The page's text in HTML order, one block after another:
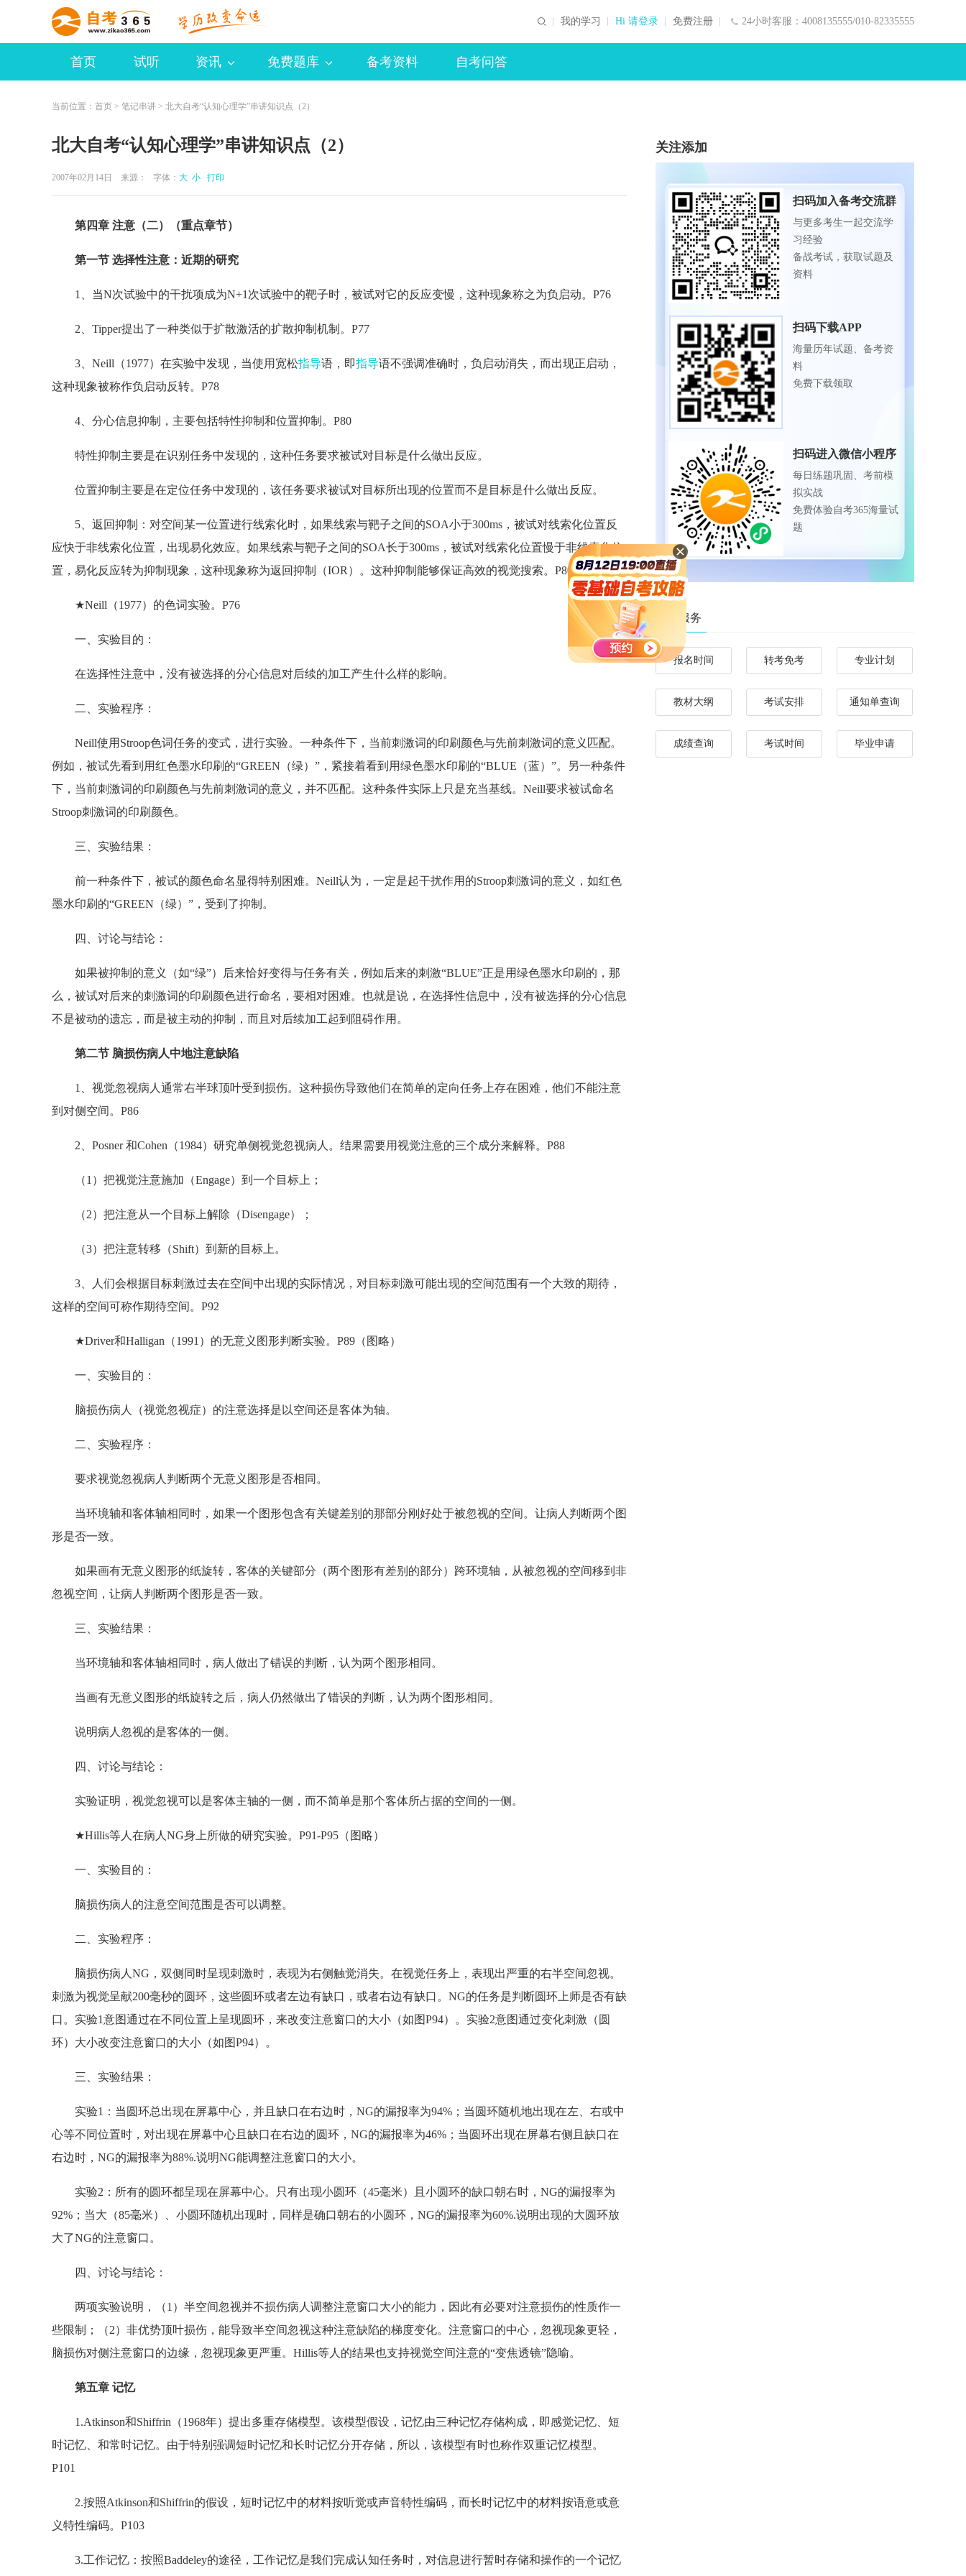
24小时客服：4008135555/010-82335555
我的学习 Hi 请登录 免费注册
首页 试听 资讯 免费题库 备考资料 自考问答
当前位置： 首页 > 笔记串讲 > 北大自考“认知心理学”串讲知识点（2）
北大自考“认知心理学”串讲知识点（2）
2007年02月14日 来源： 字体： 大 小 打印
第四章 注意（二）（重点章节）
第一节 选择性注意：近期的研究
1、当N次试验中的干扰项成为N+1次试验中的靶子时，被试对它的反应变慢，这种现象称之为负启动。P76
2、Tipper提出了一种类似于扩散激活的扩散抑制机制。P77
3、Neill（1977）在实验中发现，当使用宽松指导语，即指导语不强调准确时，负启动消失，而出现正启动，
这种现象被称作负启动反转。P78
4、分心信息抑制，主要包括特性抑制和位置抑制。P80
特性抑制主要是在识别任务中发现的，这种任务要求被试对目标是什么做出反应。
位置抑制主要是在定位任务中发现的，该任务要求被试对目标所出现的位置而不是目标是什么做出反应。
5、返回抑制：对空间某一位置进行线索化时，如果线索与靶子之间的SOA小于300ms，被试对线索化位置反
应快于非线索化位置，出现易化效应。如果线索与靶子之间的SOA长于300ms，被试对线索化位置慢于非线索化位
置，易化反应转为抑制现象，这种现象称为返回抑制（IOR）。这种抑制能够保证高效的视觉搜索。P80
★Neill（1977）的色词实验。P76
一、实验目的：
在选择性注意中，没有被选择的分心信息对后续的加工产生什么样的影响。
二、实验程序：
Neill使用Stroop色词任务的变式，进行实验。一种条件下，当前刺激词的印刷颜色与先前刺激词的意义匹配。
例如，被试先看到用红色墨水印刷的“GREEN（绿）”，紧接着看到用绿色墨水印刷的“BLUE（蓝）”。另一种条件
下，当前刺激词的印刷颜色与先前刺激词的意义，并不匹配。这种条件实际上只是充当基线。Neill要求被试命名
Stroop刺激词的印刷颜色。
三、实验结果：
前一种条件下，被试的颜色命名显得特别困难。Neill认为，一定是起干扰作用的Stroop刺激词的意义，如红色
墨水印刷的“GREEN（绿）”，受到了抑制。
四、讨论与结论：
如果被抑制的意义（如“绿”）后来恰好变得与任务有关，例如后来的刺激“BLUE”正是用绿色墨水印刷的，那
么，被试对后来的刺激词的印刷颜色进行命名，要相对困难。也就是说，在选择性信息中，没有被选择的分心信息
不是被动的遗忘，而是被主动的抑制，而且对后续加工起到阻碍作用。
第二节 脑损伤病人中地注意缺陷
1、视觉忽视病人通常右半球顶叶受到损伤。这种损伤导致他们在简单的定向任务上存在困难，他们不能注意
到对侧空间。P86
2、Posner 和Cohen（1984）研究单侧视觉忽视病人。结果需要用视觉注意的三个成分来解释。P88
（1）把视觉注意施加（Engage）到一个目标上；
（2）把注意从一个目标上解除（Disengage）；
（3）把注意转移（Shift）到新的目标上。
3、人们会根据目标刺激过去在空间中出现的实际情况，对目标刺激可能出现的空间范围有一个大致的期待，
这样的空间可称作期待空间。P92
★Driver和Halligan（1991）的无意义图形判断实验。P89（图略）
一、实验目的：
脑损伤病人（视觉忽视症）的注意选择是以空间还是客体为轴。
二、实验程序：
要求视觉忽视病人判断两个无意义图形是否相同。
当环境轴和客体轴相同时，如果一个图形包含有关键差别的那部分刚好处于被忽视的空间。让病人判断两个图
形是否一致。
如果画有无意义图形的纸旋转，客体的关键部分（两个图形有差别的部分）跨环境轴，从被忽视的空间移到非
忽视空间，让病人判断两个图形是否一致。
三、实验结果：
当环境轴和客体轴相同时，病人做出了错误的判断，认为两个图形相同。
当画有无意义图形的纸旋转之后，病人仍然做出了错误的判断，认为两个图形相同。
说明病人忽视的是客体的一侧。
四、讨论与结论：
实验证明，视觉忽视可以是客体主轴的一侧，而不简单是那个客体所占据的空间的一侧。
★Hillis等人在病人NG身上所做的研究实验。P91-P95（图略）
一、实验目的：
脑损伤病人的注意空间范围是否可以调整。
二、实验程序：
脑损伤病人NG，双侧同时呈现刺激时，表现为右侧触觉消失。在视觉任务上，表现出严重的右半空间忽视。
刺激为视觉呈献200毫秒的圆环，这些圆环或者左边有缺口，或者右边有缺口。NG的任务是判断圆环上师是否有缺
口。实验1意图通过在不同位置上呈现圆环，来改变注意窗口的大小（如图P94）。实验2意图通过变化刺激（圆
环）大小改变注意窗口的大小（如图P94）。
三、实验结果：
实验1：当圆环总出现在屏幕中心，并且缺口在右边时，NG的漏报率为94%；当圆环随机地出现在左、右或中
心等不同位置时，对出现在屏幕中心且缺口在右边的圆环，NG的漏报率为46%；当圆环出现在屏幕右侧且缺口在
右边时，NG的漏报率为88%.说明NG能调整注意窗口的大小。
实验2：所有的圆环都呈现在屏幕中心。只有出现小圆环（45毫米）且小圆环的缺口朝右时，NG的漏报率为
92%；当大（85毫米）、小圆环随机出现时，同样是确口朝右的小圆环，NG的漏报率为60%.说明出现的大圆环放
大了NG的注意窗口。
四、讨论与结论：
两项实验说明，（1）半空间忽视并不损伤病人调整注意窗口大小的能力，因此有必要对注意损伤的性质作一
些限制；（2）非优势顶叶损伤，能导致半空间忽视这种注意缺陷的梯度变化。注意窗口的中心，忽视现象更轻，
脑损伤对侧注意窗口的边缘，忽视现象更严重。Hillis等人的结果也支持视觉空间注意的“变焦透镜”隐喻。
第五章 记忆
1.Atkinson和Shiffrin（1968年）提出多重存储模型。该模型假设，记忆由三种记忆存储构成，即感觉记忆、短
时记忆、和常时记忆。由于特别强调短时记忆和长时记忆分开存储，所以，该模型有时也称作双重记忆模型。
P101
2.按照Atkinson和Shiffrin的假设，短时记忆中的材料按听觉或声音特性编码，而长时记忆中的材料按语意或意
义特性编码。P103
3.工作记忆：按照Baddeley的途径，工作记忆是我们完成认知任务时，对信息进行暂时存储和操作的一个记忆
关注添加
扫码加入备考交流群
与更多考生一起交流学
习经验
备战考试，获取试题及
资料
扫码下载APP
海量历年试题、备考资
料
免费下载领取
扫码进入微信小程序
每日练题巩固、考前模
拟实战
免费体验自考365海量试
题
自考服务
报名时间 转考免考 专业计划
教材大纲 考试安排 通知单查询
成绩查询 考试时间 毕业申请